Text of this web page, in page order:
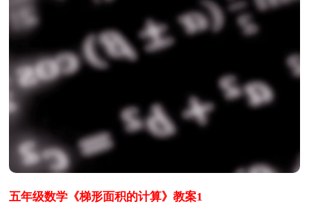
五年级数学《梯形面积的计算》教案1